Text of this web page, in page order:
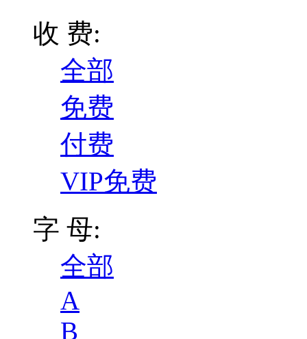
收 费:
全部
免费
付费
VIP免费
字 母:
全部
A
B